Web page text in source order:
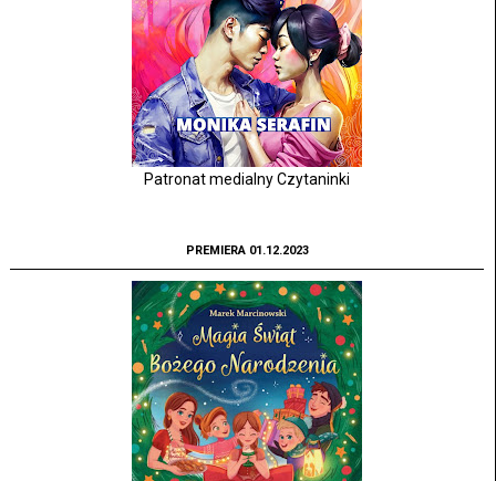
Patronat medialny Czytaninki
PREMIERA 01.12.2023